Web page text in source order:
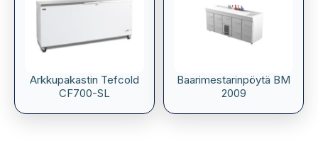
Arkkupakastin Tefcold
CF700-SL
Baarimestarinpöytä BM
2009